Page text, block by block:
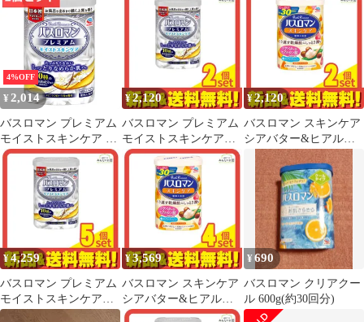
アース製薬
4%OFF
¥ 2,014
バスロマン プレミアム
モイストスキンケア 薬
用入浴剤 600g 2個セッ
ト まとめ売り
¥2,120
バスロマン プレミアム
モイストスキンケア
600g 2個セット まとめ
¥2,120
バスロマン スキンケア
シアバター&ヒアルロ
ン酸 600g 2個セット ま
とめ売り
¥4,259
バスロマン プレミアム
モイストスキンケア
600g 5個セット まとめ
¥3,569
バスロマン スキンケア
シアバター&ヒアルロ
ン酸 600g 4個セット ま
¥690
バスロマン クリアクー
ル 600g(約30回分)